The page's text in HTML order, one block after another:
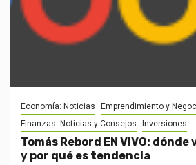
Economía: Noticias
Emprendimiento y
Finanzas: Noticias y Consejos
Inversiones
Tomás Rebord EN VIVO:
y por qué es tendencia